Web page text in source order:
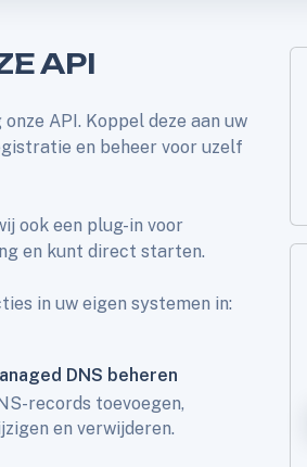
API
API. Koppel deze aan uw
en beheer voor uzelf
ook een plug-in voor
en kunt direct starten.
in uw eigen systemen in:
DNS beheren
records toevoegen,
en verwijderen.